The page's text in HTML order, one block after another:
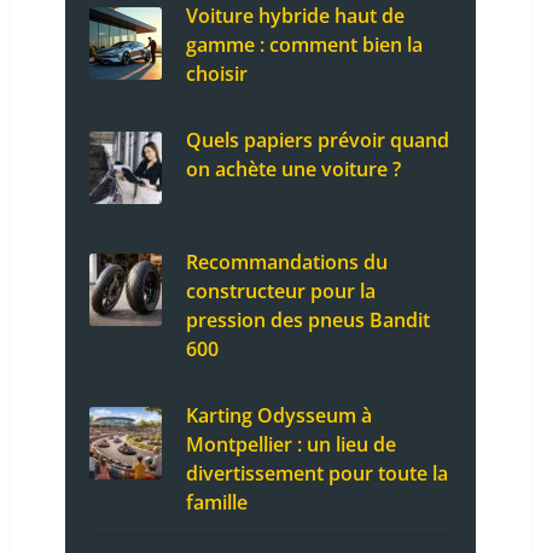
Voiture hybride haut de
gamme : comment bien la
choisir
Quels papiers prévoir quand
on achète une voiture ?
Recommandations du
constructeur pour la
pression des pneus Bandit
600
Karting Odysseum à
Montpellier : un lieu de
divertissement pour toute la
famille